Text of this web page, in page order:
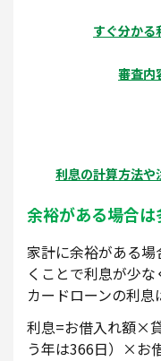
すぐ分かる
審査内
利息の計算方法や
余裕がある場合
家計に余裕がある
くことで利息が少な
カードローンの利息
利息=お借入れ額×
う年は366日）×お